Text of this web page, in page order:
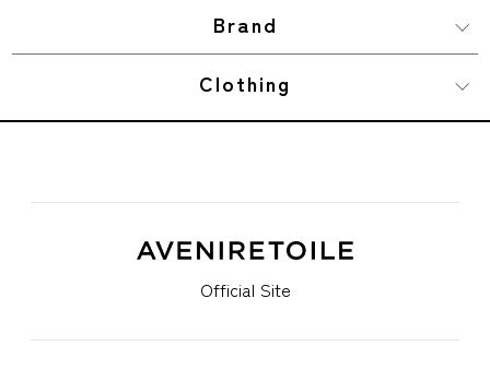
Brand
Clothing
Official Site